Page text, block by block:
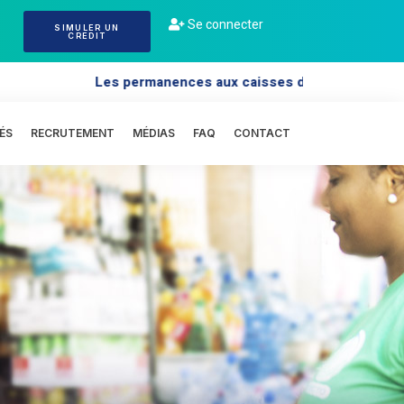
SIMULER UN
CREDIT
Se connecter
Les permanences aux caisses des sièges :
RECRUTEMENT MÉDIAS FAQ CONTACT